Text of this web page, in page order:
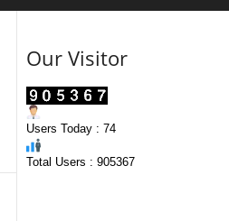
Our Visitor
Users Today : 74
Total Users : 905367